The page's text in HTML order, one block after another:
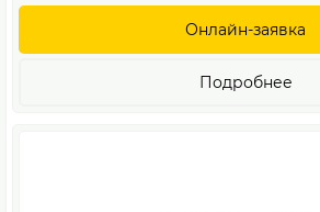
Онлайн-заявка
Подробнее